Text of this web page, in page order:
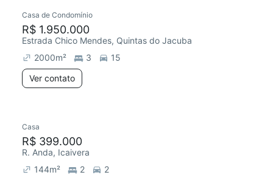
Casa de Condomínio
R$ 1.950.000
Estrada Chico Mendes, Quintas do Jacuba
2000m² 3
15
Ver contato
Casa
R$ 399.000
R. Anda, Icaivera
144m² 2
2